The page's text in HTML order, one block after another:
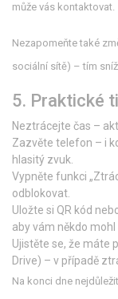
může vás kontaktovat.
Nezapomeňte také
sociální sítě) – tím
5. Praktické
Neztrácejte čas –
Zazvěte telefon – i
hlasitý zvuk.
Vypněte funkci
odblokovat.
Uložte si QR kód
aby vám někdo
Ujistěte se, že máte
Drive) – v případě
Na konci dne